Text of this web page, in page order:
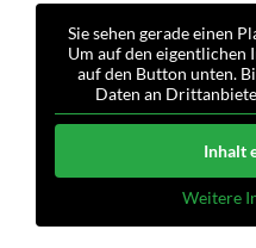
Sie sehen gerade einen
Um auf den eigentlichen
auf den Button unten.
Daten an
Inhalt
Weitere